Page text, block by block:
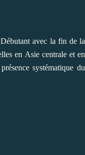
avec la fin de la
en Asie centrale et en
systématique du